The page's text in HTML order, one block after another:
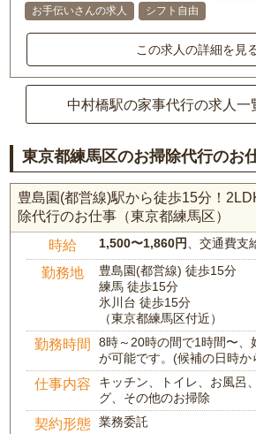
お手伝いさんの求人
シフト自由
この求人の詳細を見
中村橋駅の家事代行の求人一
東京都練馬区のお掃除代行のお
豊島園(都営線)駅から徒歩15分！
除代行のお仕事（東京都練馬区）
時給 1,500〜1,860円 、交通費支
勤務地
豊島園(都営線) 徒歩15分
練馬 徒歩15分
氷川台 徒歩15分
（東京都練馬区付近）
勤務時間
8時～20時の間で1時間〜、
が可能です。(候補の日時か
仕事内容
キッチン、トイレ、お風呂
グ、その他のお掃除
契約形態 業務委託